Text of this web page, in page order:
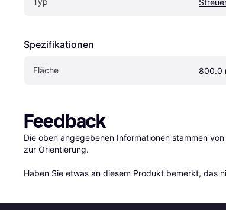
Spezifikationen
Fläche 800.0
Feedback
Die oben angegebenen Informationen stammen
zur Orientierung.
Haben Sie etwas an diesem Produkt bemerkt, das